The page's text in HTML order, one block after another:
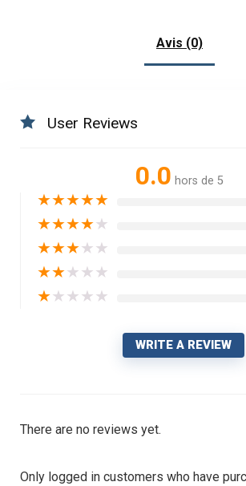
Avis (0)
User Reviews
0.0 hors de 5
★★★★★
★★★★★
★★★★★
★★★★★
★★★★★
WRITE A REVIEW
There are no reviews yet.
Only logged in customers who have